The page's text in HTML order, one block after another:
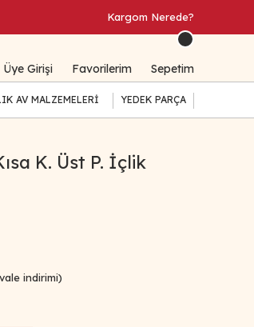
Kargom Nerede?
Üye Girişi Favorilerim Sepetim
AV MALZEMELERİ YEDEK PARÇA
K. Üst P. İçlik
indirimi)